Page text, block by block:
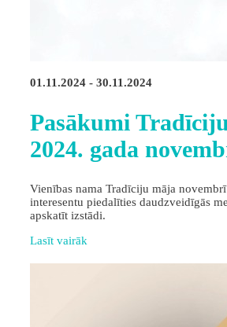
01.11.2024 - 30.11.2024
Pasākumi
2024. gada
Vienības nama Tradīciju māja
interesentu piedalīties daudzveidīgās
apskatīt izstādi.
Lasīt vairāk